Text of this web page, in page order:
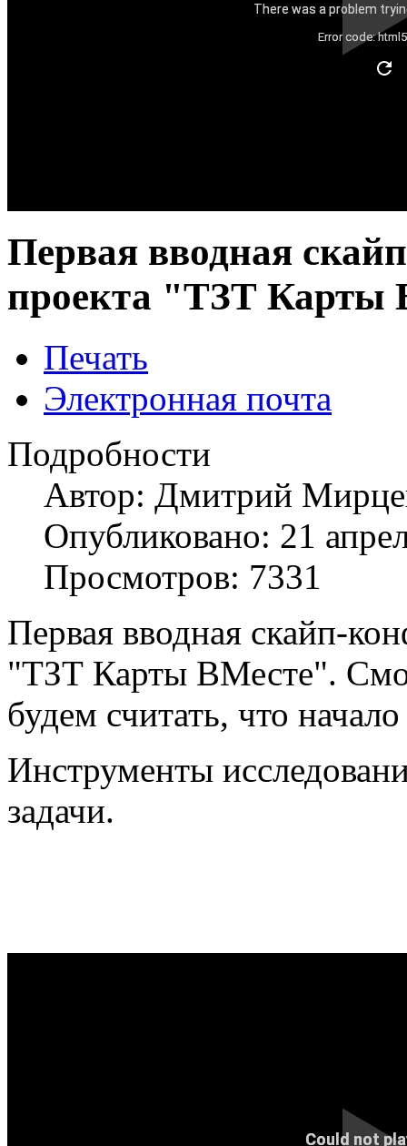
There was a problem
Error code:
Первая вводная
проекта "ТЗТ Карты
Печать
Электронная почта
Подробности
Автор: Дмитрий
Опубликовано: 21
Просмотров: 7331
Первая вводная скайп-
"ТЗТ Карты ВМесте".
будем считать, что
Инструменты
задачи.
Could not